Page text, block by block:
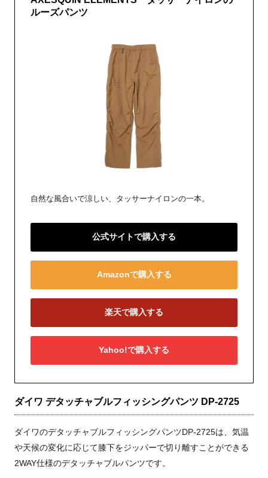
ルーズパンツ
自然な風合いで涼しい、タッサーナイロンの一本。
公式サイトで購入する
Amazonで購入する
楽天で購入する
Yahoo!で購入する
ダイワ デタッチャブルフィッシングパンツ DP-2725
ダイワのデタッチャブルフィッシングパンツDP-2725は、気温
や天候の変化に応じて膝下をジッパーで切り離すことができる
2WAY仕様のデタッチャブルパンツです。